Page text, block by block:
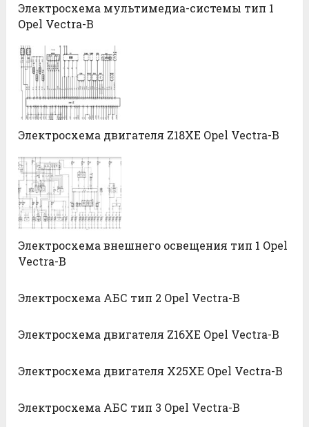
Электросхема мультимедиа-системы тип 1
Opel Vectra-B
Электросхема двигателя Z18XE Opel Vectra-B
Электросхема внешнего освещения тип 1 Opel
Vectra-B
Электросхема АБС тип 2 Opel Vectra-B
Электросхема двигателя Z16XE Opel Vectra-B
Электросхема двигателя X25XE Opel Vectra-B
Электросхема АБС тип 3 Opel Vectra-B